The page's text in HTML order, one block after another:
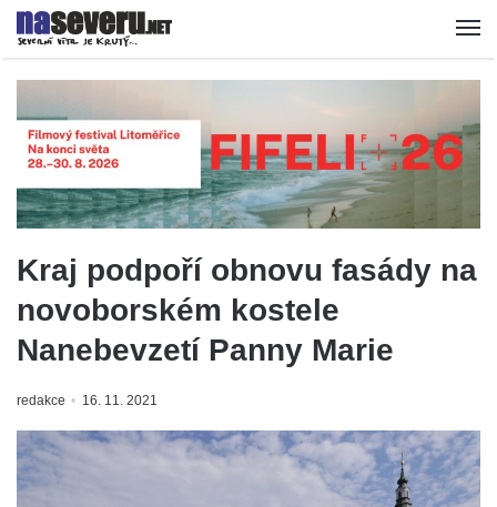
Kraj podpoří obnovu fasády na
novoborském kostele
Nanebevzetí Panny Marie
redakce 16. 11. 2021